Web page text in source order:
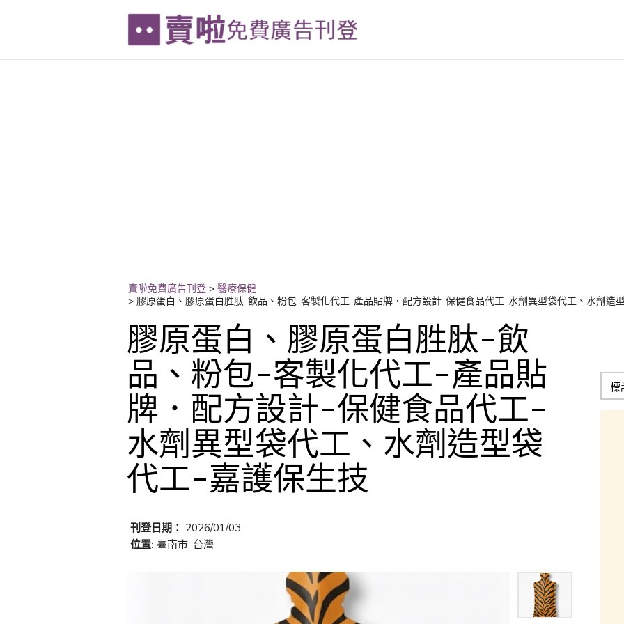
賣啦免費廣告刊登 > 醫療保健
> 膠原蛋白、膠原蛋白胜肽-飲品、粉包-客製化代工-產品貼牌．配方設計-保健食品代工-水劑異型袋代工、水劑造
膠原蛋白、膠原蛋白胜肽-飲
品、粉包-客製化代工-產品貼
牌．配方設計-保健食品代工-
水劑異型袋代工、水劑造型袋
代工-嘉護保生技
刊登日期： 2026/01/03
位置: 臺南市, 台灣